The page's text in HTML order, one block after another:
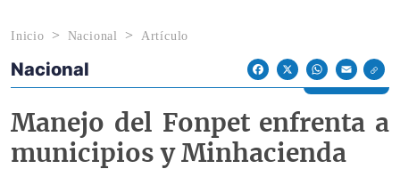
Inicio Nacional Artículo
Econoticias y Eventos
Nacional
FacebookX WhatsAppEmail
Manejo del Fonpet enfrenta a
municipios y Minhacienda